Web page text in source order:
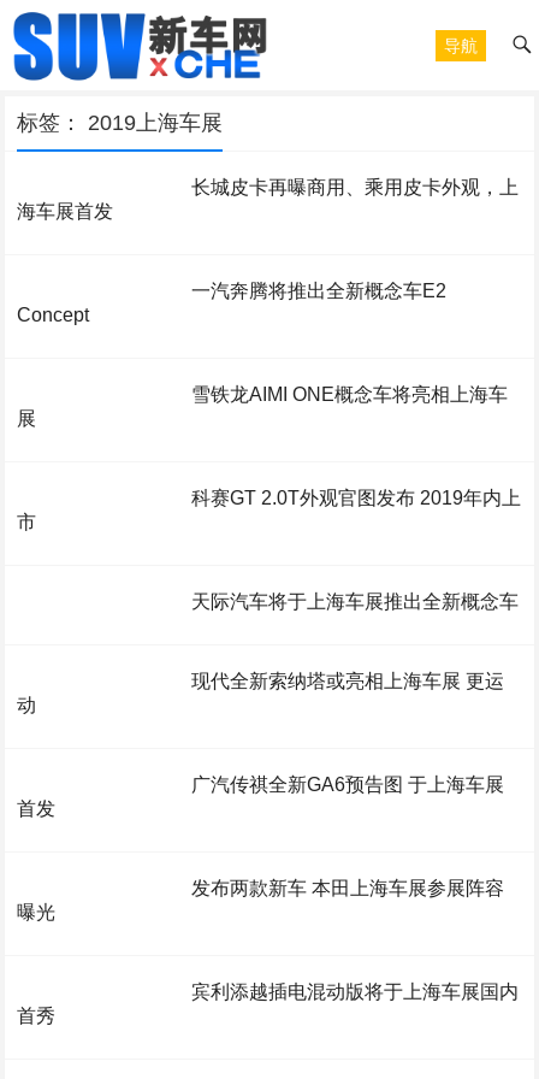
导航
标签： 2019上海车展
长城皮卡再曝商用、乘用皮卡外观，上
海车展首发
一汽奔腾将推出全新概念车E2
Concept
雪铁龙AIMI ONE概念车将亮相上海车
展
科赛GT 2.0T外观官图发布 2019年内上
市
天际汽车将于上海车展推出全新概念车
现代全新索纳塔或亮相上海车展 更运
动
广汽传祺全新GA6预告图 于上海车展
首发
发布两款新车 本田上海车展参展阵容
曝光
宾利添越插电混动版将于上海车展国内
首秀